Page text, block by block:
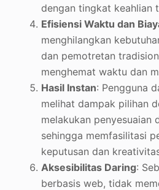
dengan tingkat keahlian
Efisiensi Waktu dan
menghilangkan
dan pemotretan
menghemat waktu dan
Hasil Instan: Pengguna
melihat dampak pilihan
melakukan penyesuaian
sehingga memfasilitasi
keputusan dan
Aksesibilitas Daring:
berbasis web, tidak